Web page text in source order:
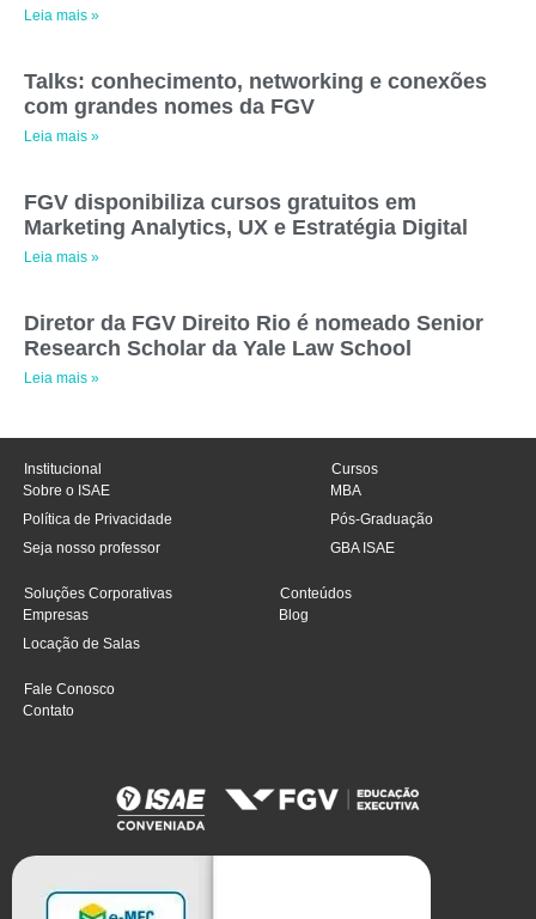
Leia mais »
Talks: conhecimento, networking e conexões
com grandes nomes da FGV
Leia mais »
FGV disponibiliza cursos gratuitos em
Marketing Analytics, UX e Estratégia Digital
Leia mais »
Diretor da FGV Direito Rio é nomeado Senior
Research Scholar da Yale Law School
Leia mais »
Institucional
Sobre o ISAE
Política de Privacidade
Seja nosso professor
Cursos
MBA
Pós-Graduação
GBA ISAE
Soluções Corporativas
Empresas
Locação de Salas
Conteúdos
Blog
Fale Conosco
Contato